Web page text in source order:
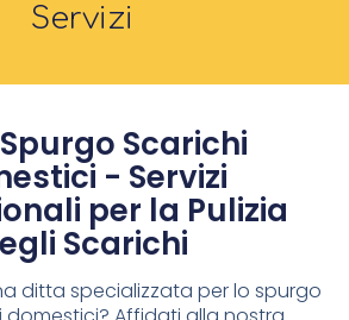
Servizi
Scarichi
- Servizi
per la Pulizia
Scarichi
ditta specializzata per lo spurgo